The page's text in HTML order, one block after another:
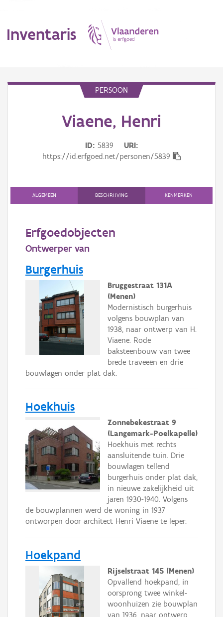
Inventaris
Thema
Persoon of collectief
Downloads
Hergebruik
PERSOON
Viaene, Henri
ID 5839
URI
https://id.erfgoed.net/personen/5839
ALGEMEEN BESCHRIJVING KENMERKEN
Erfgoedobjecten
Ontwerper van
Burgerhuis
Bruggestraat 131A
(Menen)
Modernistisch burgerhuis
volgens bouwplan van
1938, naar ontwerp van H.
Viaene. Rode
baksteenbouw van twee
brede traveeën en drie
bouwlagen onder plat dak.
Hoekhuis
Zonnebekestraat 9
(Langemark-Poelkapelle)
Hoekhuis met rechts
aansluitende tuin. Drie
bouwlagen tellend
burgerhuis onder plat dak,
in nieuwe zakelijkheid uit
jaren 1930-1940. Volgens
de bouwplannen werd de woning in 1937
ontworpen door architect Henri Viaene te Ieper.
Hoekpand
Rijselstraat 145 (Menen)
Opvallend hoekpand, in
oorsprong twee winkel-
woonhuizen zie bouwplan
van 1936, naar ontwerp